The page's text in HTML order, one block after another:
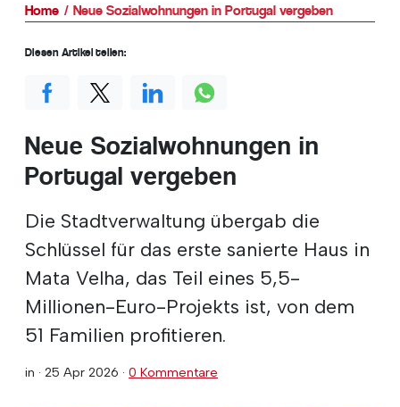
Home Neue Sozialwohnungen in Portugal vergeben
Neue Sozialwohnungen in
Portugal vergeben
Die Stadtverwaltung übergab die
Schlüssel für das erste sanierte Haus in
Mata Velha, das Teil eines 5,5-
Millionen-Euro-Projekts ist, von dem
51 Familien profitieren.
in · 25 Apr 2026 · 0 Kommentare
Diesen Artikel teilen: